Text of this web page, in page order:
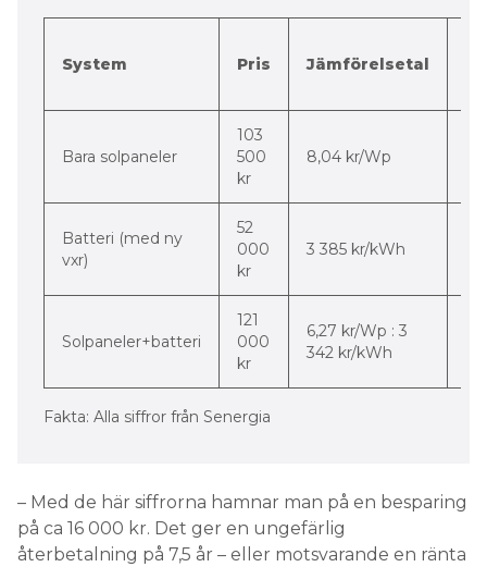
System Pris Jämförelsetal
Bara solpaneler
103
500
kr
8,04 kr/Wp
Batteri (med ny
vxr)
52
000
kr
3 385 kr/kWh
Solpaneler+batteri
121
000
kr
6,27 kr/Wp : 3
342 kr/kWh
Fakta: Alla siffror från Senergia
– Med de här siffrorna hamnar man på en besparing
på ca 16 000 kr. Det ger en ungefärlig
återbetalning på 7,5 år – eller motsvarande en ränta